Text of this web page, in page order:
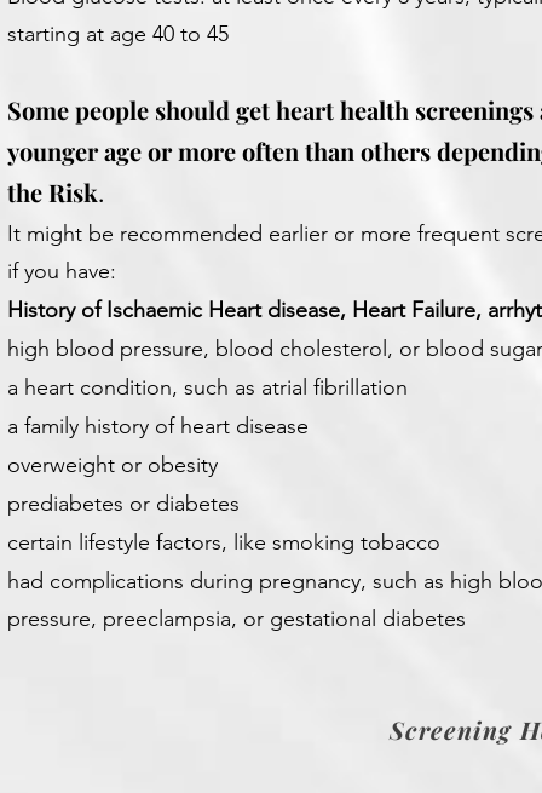
starting at age 40 to 45
Some people should get heart health screenings
younger age or more often than others
the Risk.
It might be recommended earlier or more frequent
if you have:
History of Ischaemic Heart disease, Heart Failure,
high blood pressure, blood cholesterol, or blood sugar
a heart condition, such as atrial fibrillation
a family history of heart disease
overweight or obesity
prediabetes or diabetes
certain lifestyle factors, like smoking tobacco
had complications during pregnancy, such as high
pressure, preeclampsia, or gestational diabetes
Screening